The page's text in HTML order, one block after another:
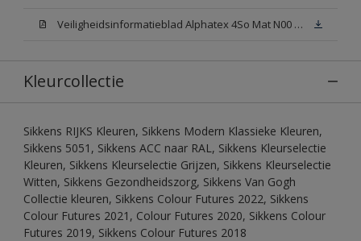
Veiligheidsinformatieblad Alphatex 4So Mat N00 (MSDS)
Kleurcollectie
Sikkens RIJKS Kleuren, Sikkens Modern Klassieke Kleuren,
Sikkens 5051, Sikkens ACC naar RAL, Sikkens Kleurselectie
Kleuren, Sikkens Kleurselectie Grijzen, Sikkens Kleurselectie
Witten, Sikkens Gezondheidszorg, Sikkens Van Gogh
Collectie kleuren, Sikkens Colour Futures 2022, Sikkens
Colour Futures 2021, Colour Futures 2020, Sikkens Colour
Futures 2019, Sikkens Colour Futures 2018